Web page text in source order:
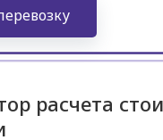
расчета